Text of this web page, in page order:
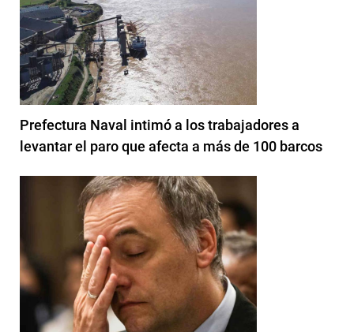
Prefectura Naval intimó a los trabajadores a
levantar el paro que afecta a más de 100 barcos